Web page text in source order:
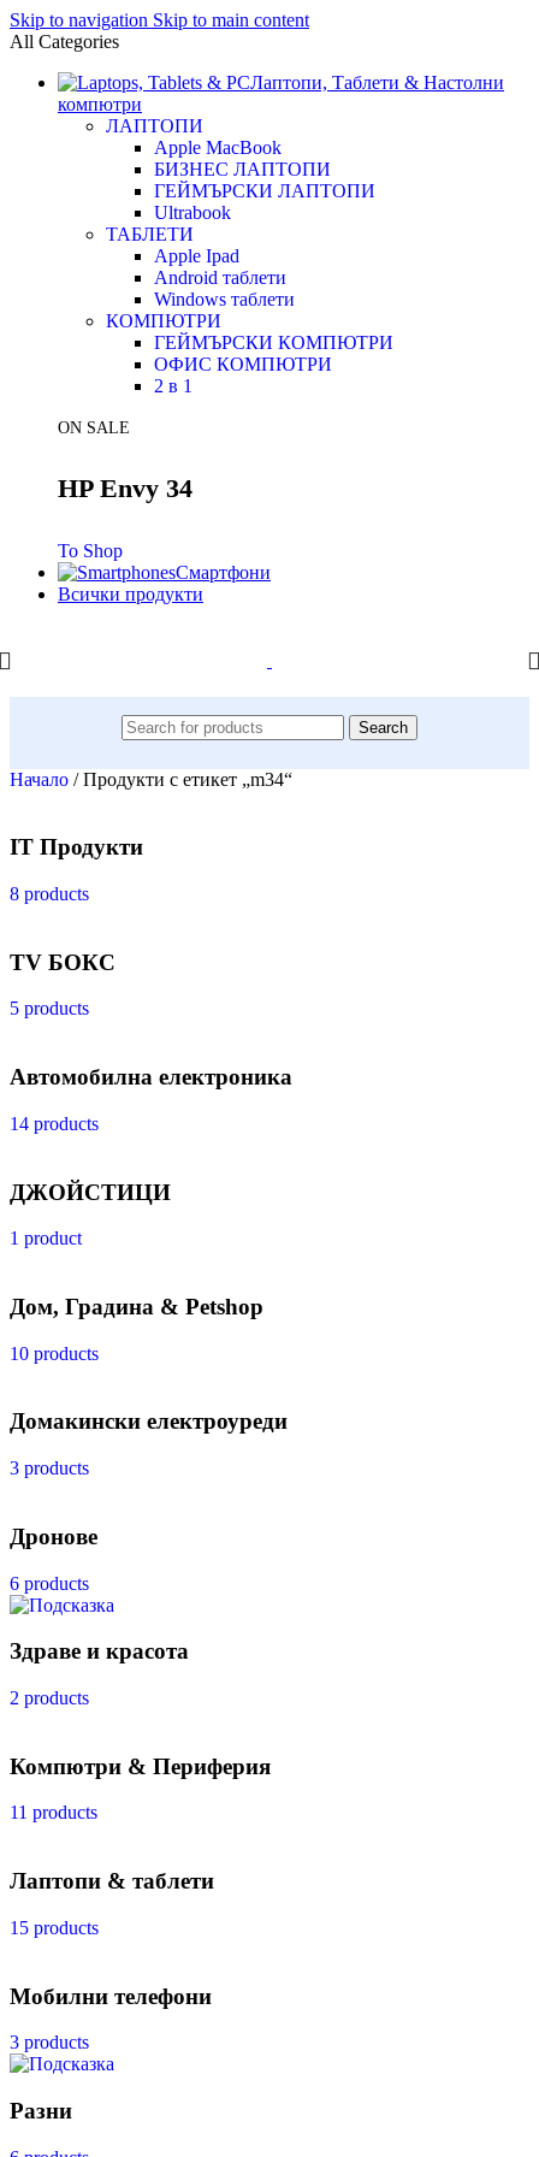
Skip to navigation Skip to main content
All Categories
Лаптопи, Таблети & Настолни
компютри
ЛАПТОПИ
Apple MacBook
БИЗНЕС ЛАПТОПИ
ГЕЙМЪРСКИ ЛАПТОПИ
Ultrabook
ТАБЛЕТИ
Apple Ipad
Android таблети
Windows таблети
КОМПЮТРИ
ГЕЙМЪРСКИ КОМПЮТРИ
ОФИС КОМПЮТРИ
2 в 1
ON SALE
HP Envy 34
To Shop
Смартфони
Всички продукти
Search
Начало / Продукти с етикет „m34“
IT Продукти
8 products
TV БОКС
5 products
Автомобилна електроника
14 products
ДЖОЙСТИЦИ
1 product
Дом, Градина & Petshop
10 products
Домакински електроуреди
3 products
Дронове
6 products
Здраве и красота
2 products
Компютри & Периферия
11 products
Лаптопи & таблети
15 products
Мобилни телефони
3 products
Разни